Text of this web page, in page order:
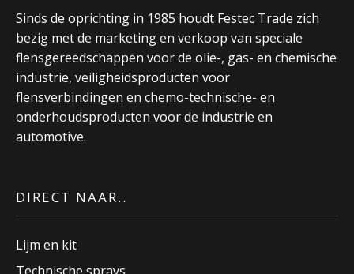
Sinds de oprichting in 1985 houdt Festec Trade zich
bezig met de marketing en verkoop van speciale
flensgereedschappen voor de olie-, gas- en chemische
industrie, veiligheidsproducten voor
flensverbindingen en chemo-technische- en
onderhoudsproducten voor de industrie en
automotive.
DIRECT NAAR..
Lijm en kit